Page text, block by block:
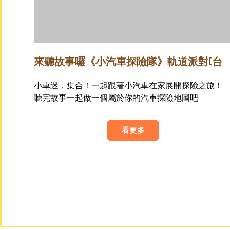
來聽故事囉《小汽車探險隊》軌道派對(台
中場)
小車迷，集合！一起跟著小汽車在家展開探險之旅！
聽完故事一起做一個屬於你的汽車探險地圖吧!
看更多